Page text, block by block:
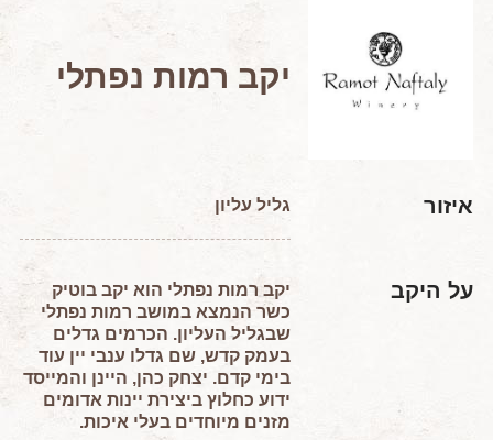
יקב רמות נפתלי
איזור גליל עליון
על היקב
יקב רמות נפתלי הוא יקב בוטיק
כשר הנמצא במושב רמות נפתלי
שבגליל העליון. הכרמים גדלים
בעמק קדש, שם גדלו ענבי יין עוד
בימי קדם. יצחק כהן, היינן והמייסד
ידוע כחלוץ ביצירת יינות אדומים
מזנים מיוחדים בעלי איכות.